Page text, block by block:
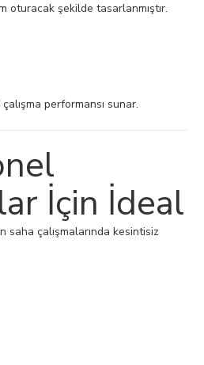
oturacak şekilde tasarlanmıştır.
performansı sunar.
İçin İdeal
saha çalışmalarında kesintisiz